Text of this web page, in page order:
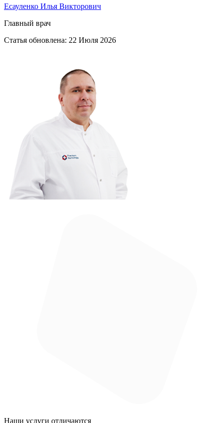
Есауленко Илья Викторович
Главный врач
Статья обновлена: 22 Июля 2026
Наши услуги отличаются